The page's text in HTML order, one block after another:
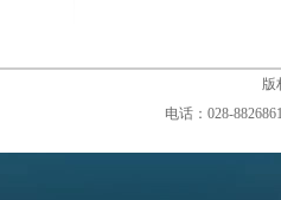
版
电话：028-